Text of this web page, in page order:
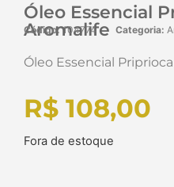
Óleo Essencial
Aromalife
Código:104774 Categoria:
Óleo Essencial
R$ 108,00
Fora de estoque